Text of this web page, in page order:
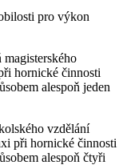
pro výkon
hornické činnosti
alespoň jeden
vzdělání
při hornické činnosti
alespoň čtyři